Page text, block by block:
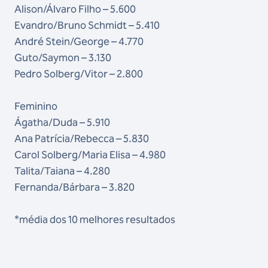
Alison/Álvaro Filho – 5.600
Evandro/Bruno Schmidt – 5.410
André Stein/George – 4.770
Guto/Saymon – 3.130
Pedro Solberg/Vitor – 2.800
Feminino
Ágatha/Duda – 5.910
Ana Patrícia/Rebecca – 5.830
Carol Solberg/Maria Elisa – 4.980
Talita/Taiana – 4.280
Fernanda/Bárbara – 3.820
*média dos 10 melhores resultados